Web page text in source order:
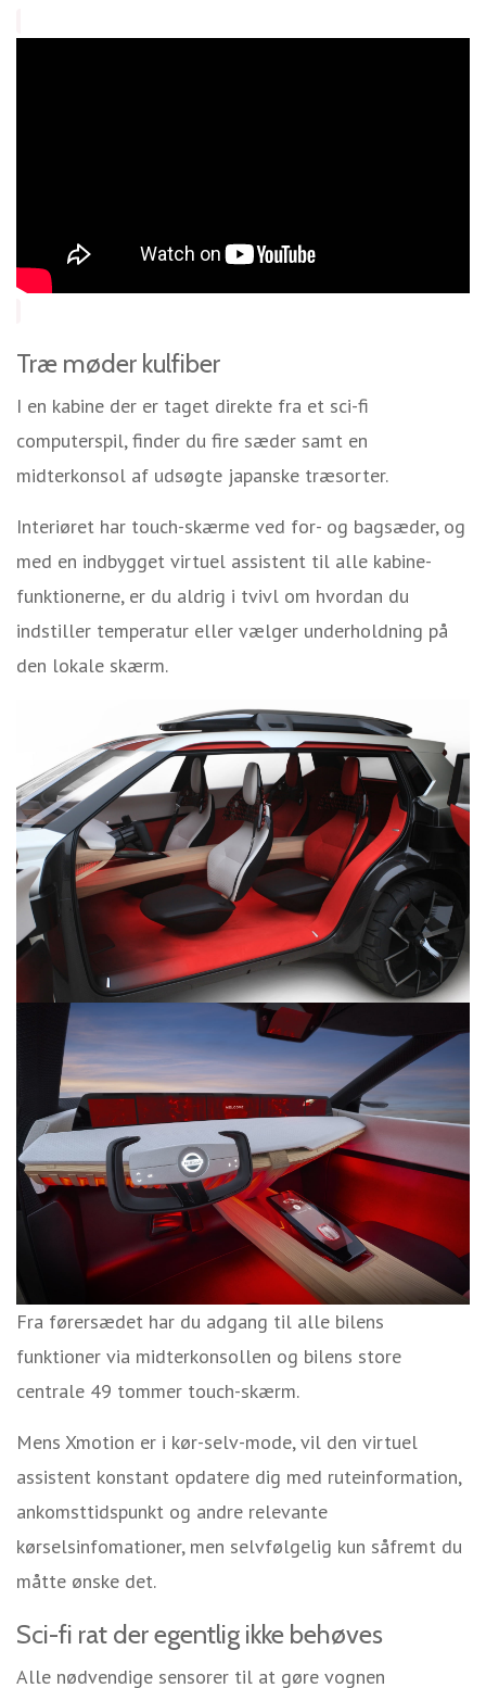
Træ møder kulfiber
I en kabine der er taget direkte fra et sci-fi
computerspil, finder du fire sæder samt en
midterkonsol af udsøgte japanske træsorter.
Interiøret har touch-skærme ved for- og bagsæder, og
med en indbygget virtuel assistent til alle kabine-
funktionerne, er du aldrig i tvivl om hvordan du
indstiller temperatur eller vælger underholdning på
den lokale skærm.
Fra førersædet har du adgang til alle bilens
funktioner via midterkonsollen og bilens store
centrale 49 tommer touch-skærm.
Mens Xmotion er i kør-selv-mode, vil den virtuel
assistent konstant opdatere dig med ruteinformation,
ankomsttidspunkt og andre relevante
kørselsinfomationer, men selvfølgelig kun såfremt du
måtte ønske det.
Sci-fi rat der egentlig ikke behøves
Alle nødvendige sensorer til at gøre vognen